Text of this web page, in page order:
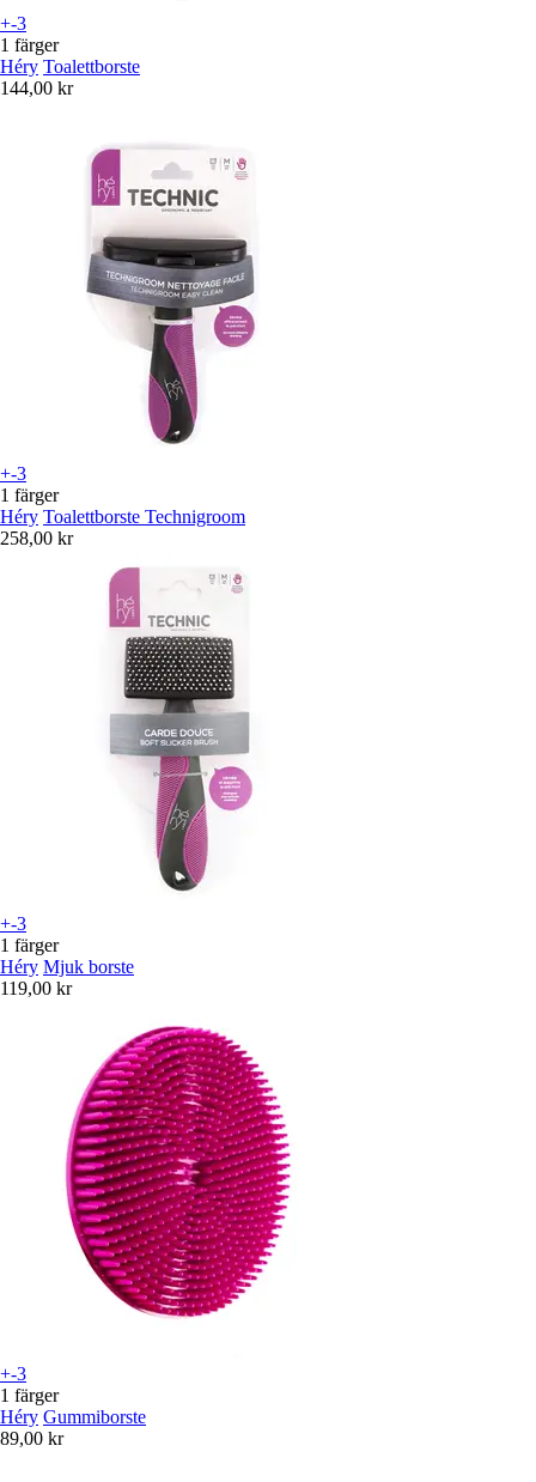
+-3
1 färger
Héry Toalettborste
144,00 kr
+-3
1 färger
Héry Toalettborste Technigroom
258,00 kr
+-3
1 färger
Héry Mjuk borste
119,00 kr
+-3
1 färger
Héry Gummiborste
89,00 kr